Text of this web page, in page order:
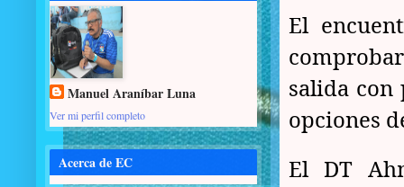
El
salida con
opciones
El DT
Manuel Araníbar Luna
Ver mi perfil completo
Acerca de EC